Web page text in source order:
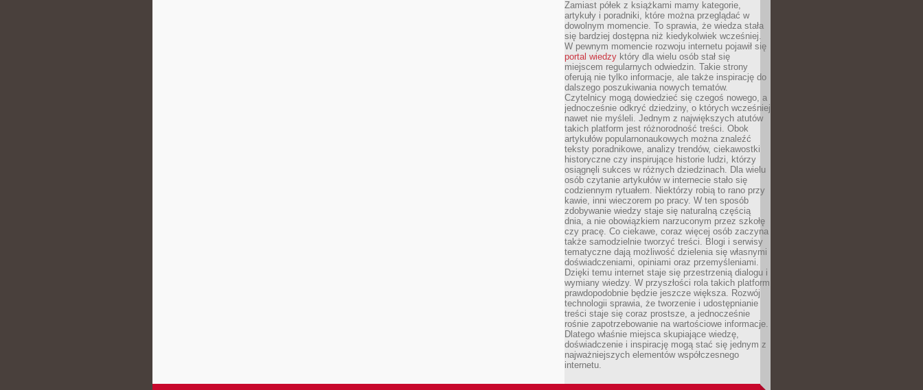
Zamiast półek z książkami mamy kategorie,
artykuły i poradniki, które można przeglądać w
dowolnym momencie. To sprawia, że wiedza stała
się bardziej dostępna niż kiedykolwiek wcześniej.
W pewnym momencie rozwoju internetu pojawił się
portal wiedzy który dla wielu osób stał się
miejscem regularnych odwiedzin. Takie strony
oferują nie tylko informacje, ale także inspirację do
dalszego poszukiwania nowych tematów.
Czytelnicy mogą dowiedzieć się czegoś nowego, a
jednocześnie odkryć dziedziny, o których wcześniej
nawet nie myśleli. Jednym z największych atutów
takich platform jest różnorodność treści. Obok
artykułów popularnonaukowych można znaleźć
teksty poradnikowe, analizy trendów, ciekawostki
historyczne czy inspirujące historie ludzi, którzy
osiągnęli sukces w różnych dziedzinach. Dla wielu
osób czytanie artykułów w internecie stało się
codziennym rytuałem. Niektórzy robią to rano przy
kawie, inni wieczorem po pracy. W ten sposób
zdobywanie wiedzy staje się naturalną częścią
dnia, a nie obowiązkiem narzuconym przez szkołę
czy pracę. Co ciekawe, coraz więcej osób zaczyna
także samodzielnie tworzyć treści. Blogi i serwisy
tematyczne dają możliwość dzielenia się własnymi
doświadczeniami, opiniami oraz przemyśleniami.
Dzięki temu internet staje się przestrzenią dialogu i
wymiany wiedzy. W przyszłości rola takich platform
prawdopodobnie będzie jeszcze większa. Rozwój
technologii sprawia, że tworzenie i udostępnianie
treści staje się coraz prostsze, a jednocześnie
rośnie zapotrzebowanie na wartościowe informacje.
Dlatego właśnie miejsca skupiające wiedzę,
doświadczenie i inspirację mogą stać się jednym z
najważniejszych elementów współczesnego
internetu.